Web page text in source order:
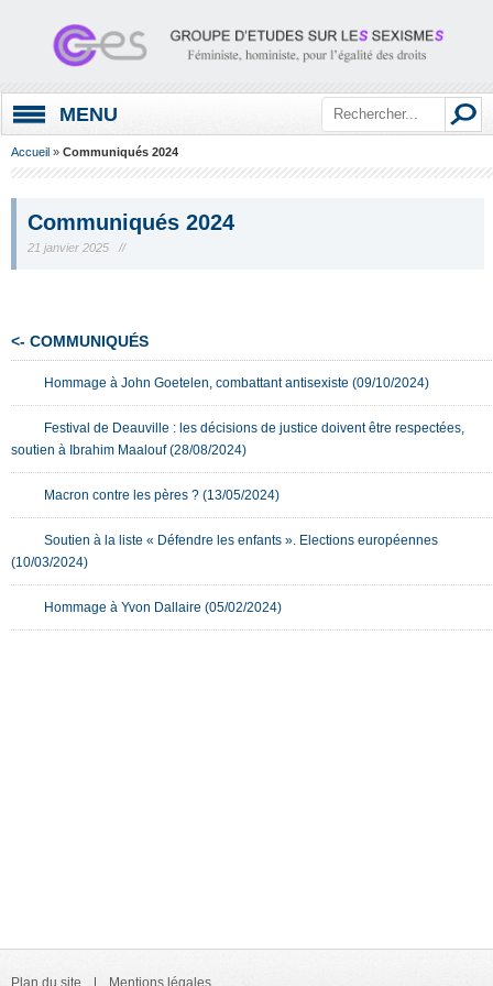
MENU
Accueil » Communiqués 2024
Communiqués 2024
21 janvier 2025 //
<- COMMUNIQUÉS
Hommage à John Goetelen, combattant antisexiste (09/10/2024)
Festival de Deauville : les décisions de justice doivent être respectées,
soutien à Ibrahim Maalouf (28/08/2024)
Macron contre les pères ? (13/05/2024)
Soutien à la liste « Défendre les enfants ». Elections européennes
(10/03/2024)
Hommage à Yvon Dallaire (05/02/2024)
Plan du site Mentions légales